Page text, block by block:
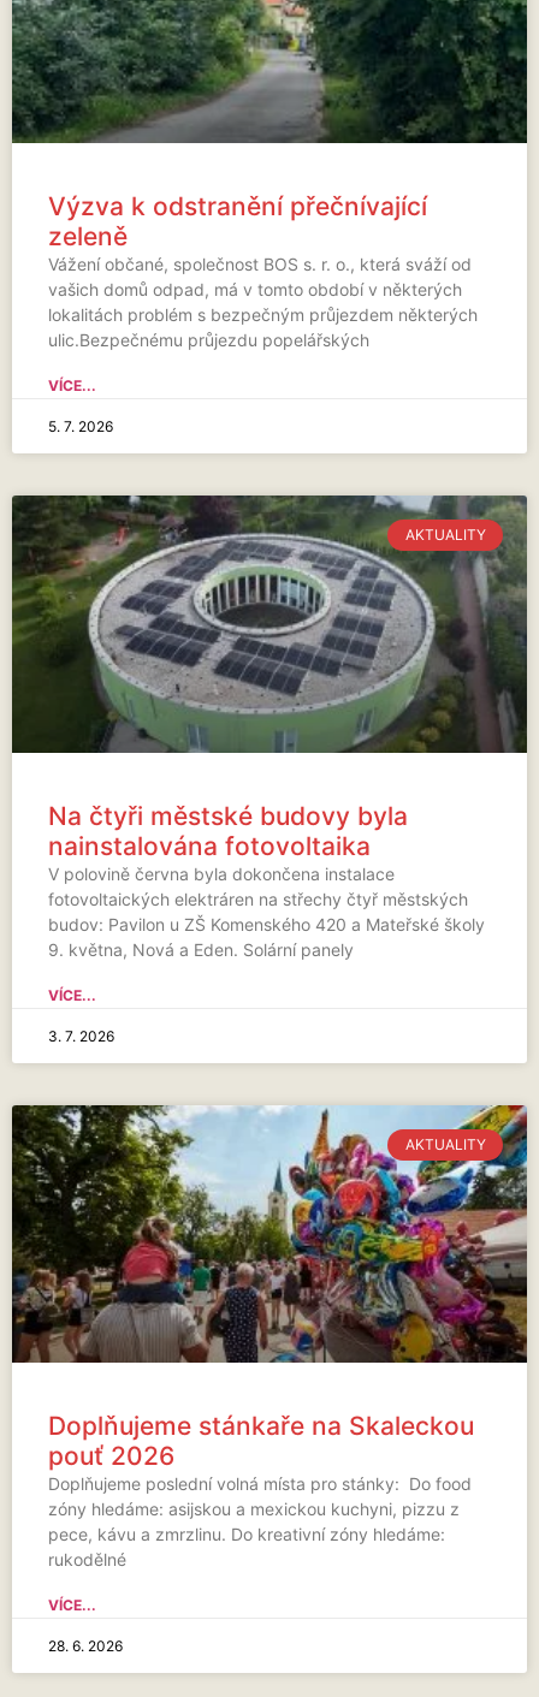
Výzva k odstranění přečnívající
zeleně
Vážení občané, společnost BOS s. r. o., která sváží od
vašich domů odpad, má v tomto období v některých
lokalitách problém s bezpečným průjezdem některých
ulic.Bezpečnému průjezdu popelářských
VÍCE...
5. 7. 2026
AKTUALITY
Na čtyři městské budovy byla
nainstalována fotovoltaika
V polovině června byla dokončena instalace
fotovoltaických elektráren na střechy čtyř městských
budov: Pavilon u ZŠ Komenského 420 a Mateřské školy
9. května, Nová a Eden. Solární panely
VÍCE...
3. 7. 2026
AKTUALITY
Doplňujeme stánkaře na Skaleckou
pouť 2026
Doplňujeme poslední volná místa pro stánky: Do food
zóny hledáme: asijskou a mexickou kuchyni, pizzu z
pece, kávu a zmrzlinu. Do kreativní zóny hledáme:
rukodělné
VÍCE...
28. 6. 2026